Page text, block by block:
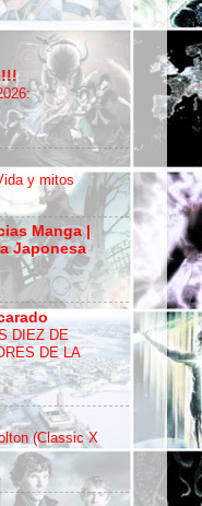
y mitos
Manga |
Japonesa
DIEZ DE
DE LA
(Classic X